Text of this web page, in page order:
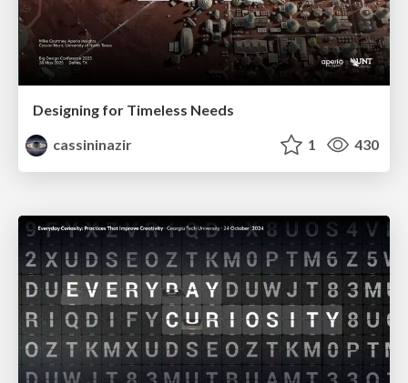
Designing for Timeless Needs
cassininazir
1 430